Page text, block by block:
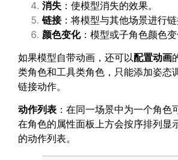
消失 ：使模型消失的效果。
链接：将模型与其他场景进行链
颜色变化：模型或子角色颜色变
如果模型自带动画，还可以配置动画
类角色和工具类角色，只能添加姿态
链接动作。
动作列表 ：在同一场景中为一个角色
在角色的属性面板上方会按序排列显
的动作列表。